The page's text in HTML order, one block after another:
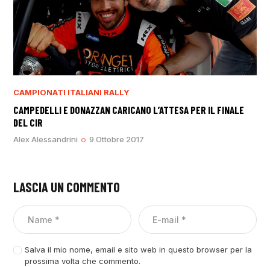
CAMPIONATI ITALIANI RALLY
CAMPEDELLI E DONAZZAN CARICANO L’ATTESA PER IL FINALE
DEL CIR
Alex Alessandrini 9 Ottobre 2017
LASCIA UN COMMENTO
Salva il mio nome, email e sito web in questo browser per la
prossima volta che commento.